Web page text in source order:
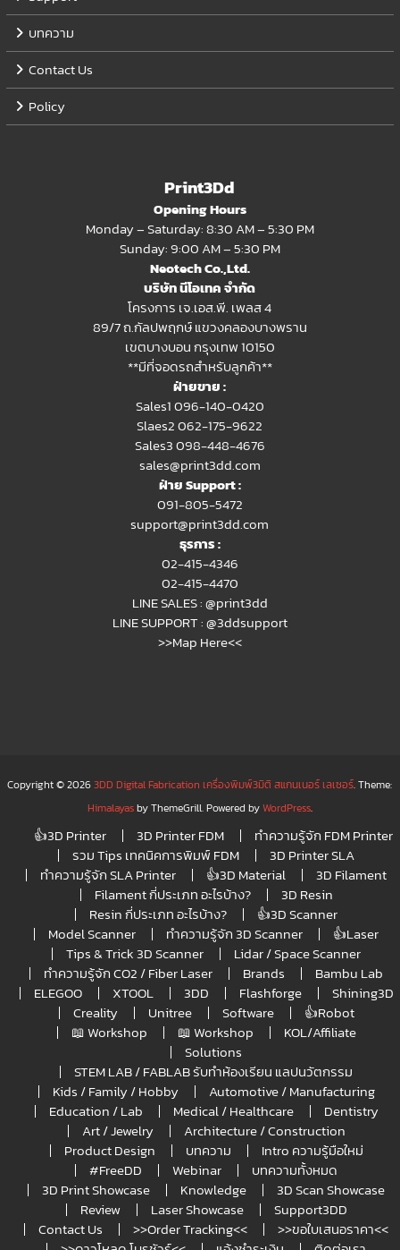
บทความ
Contact Us
Policy
Print3Dd
Opening Hours
Monday – Saturday: 8:30 AM – 5:30 PM
Sunday: 9:00 AM – 5:30 PM
Neotech Co.,Ltd.
บริษัท นีโอเทค จำกัด
โครงการ เจ.เอส.พี. เพลส 4
89/7 ถ.กัลปพฤกษ์ แขวงคลองบางพราน
เขตบางบอน กรุงเทพ 10150
**มีที่จอดรถสำหรับลูกค้า**
ฝ่ายขาย :
Sales1 096-140-0420
Slaes2062-175-9622
Sales3 098-448-4676
sales@print3dd.com
ฝ่าย Support :
091-805-5472
support@print3dd.com
ธุรการ :
02-415-4346
02-415-4470
LINE SALES :@print3dd
LINE SUPPORT :@3ddsupport
>>Map Here<<
Copyright © 20263DD Digital Fabrication เครื่องพิมพ์3มิติ สแกนเนอร์ เลเซอร์. Theme:
Himalayasby ThemeGrill. Powered byWordPress.
👍3D Printer 3D Printer FDM
ทำความรู้จัก FDM Printer
รวม Tips เทคนิคการพิมพ์ FDM
3D Printer SLA
ทำความรู้จัก SLA Printer
👍3D Material
3D Filament
Filament กี่ประเภท อะไรบ้าง?
3D Resin
Resin กี่ประเภท อะไรบ้าง?
👍3D Scanner
Model Scanner
ทำความรู้จัก 3D Scanner
👍Laser
Tips & Trick 3D Scanner
Lidar / Space Scanner
ทำความรู้จัก CO2 / Fiber Laser
Brands
Bambu Lab
ELEGOO
XTOOL 3DD Flashforge
Shining3D
Creality
Unitree Software
👍Robot
📖 Workshop
📖 Workshop
KOL/Affiliate
Solutions
STEM LAB / FABLAB รับทำห้องเรียน แลปนวัตกรรม
Kids / Family / Hobby
Automotive / Manufacturing
Education / Lab
Medical / Healthcare
Dentistry
Art / Jewelry
Architecture / Construction
Product Design
บทความ
Intro ความรู้มือใหม่
#FreeDD
Webinar
บทความทั้งหมด
3D Print Showcase
Knowledge
3D Scan Showcase
Review
Laser Showcase
Support3DD
Contact Us
>>Order Tracking<<
>>ขอใบเสนอราคา<<